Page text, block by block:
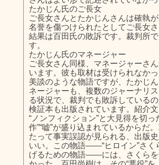
たかじん氏のご長女
ご長女さんとたかじんさんは確執
名誉を傷つけられたとしてご長女
結果は百田氏の敗訴です。裁判所
す。
たかじん氏のマネージャー
ご長女さん同様、マネージャーさ
います。彼も取材は受けられなかっ
美談のような物語ですが、たかじ
ネージャーも、複数のジャーナリ
る状況で、裁判でも敗訴しているの
検証本も出版されています。紹介文
“ノンフィクション”と大見得を切
作”“嘘”が盛り込まれているからだ
たって事実誤認が見られる、出版
いい。この物語――“ヒロイン”さく
げるための物語――には、さくらを